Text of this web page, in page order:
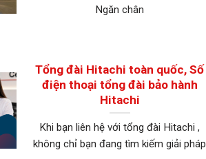
Ngăn chân
Tổng đài Hitachi toàn quốc, Số
điện thoại tổng đài bảo hành
Hitachi
Khi bạn liên hệ với tổng đài Hitachi ,
không chỉ bạn đang tìm kiếm giải pháp